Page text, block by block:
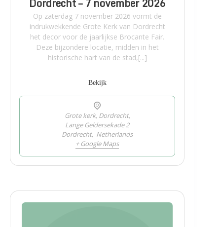
Op zaterdag 7 november 2026 vormt de
indrukwekkende Grote Kerk van Dordrecht
het decor voor de jaarlijkse Brocante Fair.
Deze bijzondere locatie, midden in het
historische hart van de stad,[...]
Bekijk
Grote kerk, Dordrecht,
Lange Geldersekade 2
Dordrecht, Netherlands
+ Google Maps